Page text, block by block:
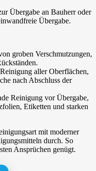
Übergabe an Bauherr oder
Übergabe.
groben Verschmutzungen,
aller Oberflächen,
nach Abschluss der
Reinigung vor Übergabe,
Etiketten und starken
mit moderner
durch. So
Ansprüchen genügt.